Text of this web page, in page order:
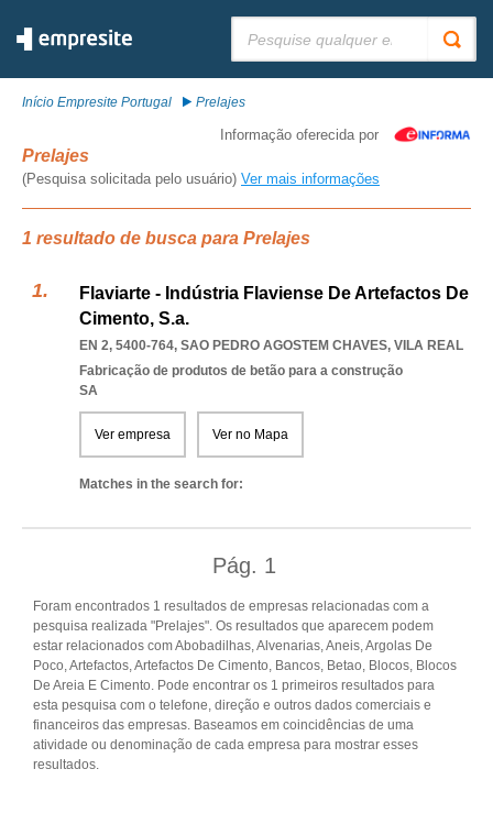
Início Empresite Portugal Prelajes
Informação oferecida por
Prelajes
(Pesquisa solicitada pelo usuário) Ver mais informações
1 resultado de busca para Prelajes
Flaviarte - Indústria Flaviense De Artefactos De
Cimento, S.a.
EN 2, 5400-764, SAO PEDRO AGOSTEM CHAVES, VILA REAL
Fabricação de produtos de betão para a construção
SA
Ver empresa Ver no Mapa
Matches in the search for:
Pág. 1
Foram encontrados 1 resultados de empresas relacionadas com a
pesquisa realizada "Prelajes". Os resultados que aparecem podem
estar relacionados com Abobadilhas, Alvenarias, Aneis, Argolas De
Poco, Artefactos, Artefactos De Cimento, Bancos, Betao, Blocos, Blocos
De Areia E Cimento. Pode encontrar os 1 primeiros resultados para
esta pesquisa com o telefone, direção e outros dados comerciais e
financeiros das empresas. Baseamos em coincidências de uma
atividade ou denominação de cada empresa para mostrar esses
resultados.